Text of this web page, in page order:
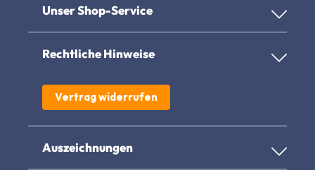
Unser Shop-Service
Rechtliche Hinweise
Vertrag widerrufen
Auszeichnungen